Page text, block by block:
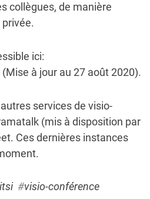
collègues, de manière
ici:
(Mise à jour au 27 août 2020).
services de visio-
(mis à disposition par
. Ces dernières instances
#visio-conférence